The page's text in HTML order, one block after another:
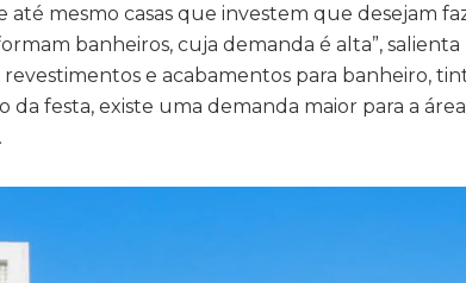
até mesmo casas que investem que desejam
banheiros, cuja demanda é alta”, salienta
revestimentos e acabamentos para banheiro,
da festa, existe uma demanda maior para a